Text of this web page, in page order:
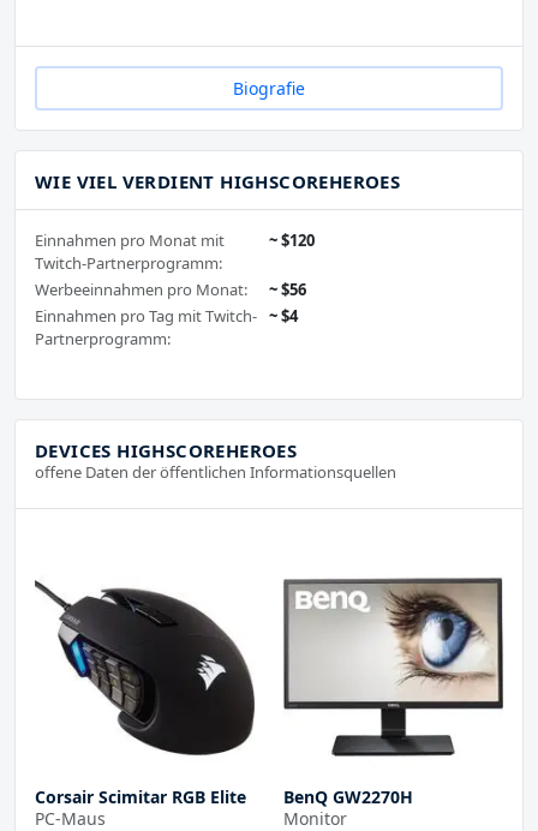
Biografie
WIE VIEL VERDIENT HIGHSCOREHEROES
Einnahmen pro Monat mit
Twitch-Partnerprogramm:
~ $120
Werbeeinnahmen pro Monat:
~ $56
Einnahmen pro Tag mit Twitch-
Partnerprogramm:
~ $4
DEVICES HIGHSCOREHEROES
offene Daten der öffentlichen Informationsquellen
Corsair Scimitar RGB Elite
PC-Maus
BenQ GW2270H
Monitor